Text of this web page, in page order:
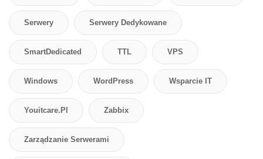
Serwery Serwery Dedykowane
SmartDedicated TTL VPS
Windows WordPress Wsparcie IT
Youitcare.pl Zabbix
Zarządzanie Serwerami